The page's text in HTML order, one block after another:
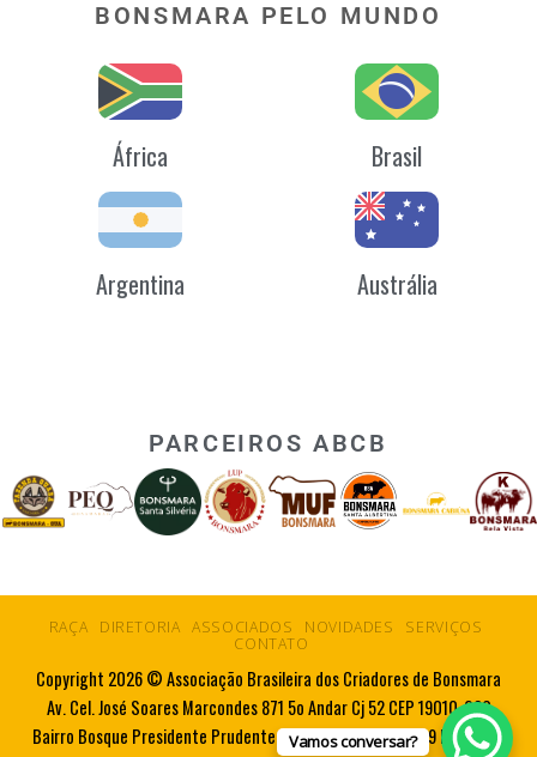
BONSMARA PELO MUNDO
África Brasil
Argentina Austrália
PARCEIROS ABCB
RAÇA DIRETORIA ASSOCIADOS NOVIDADES
SERVIÇOS
CONTATO
Copyright 2026 © Associação Brasileira dos Criadores de Bonsmara
Av. Cel. José Soares Marcondes 871 5o Andar Cj 52 CEP 19010-080
Bairro Bosque Presidente Prudente SP Tel. 55 18 3223 5719 Fax. 55 18
Vamos conversar?